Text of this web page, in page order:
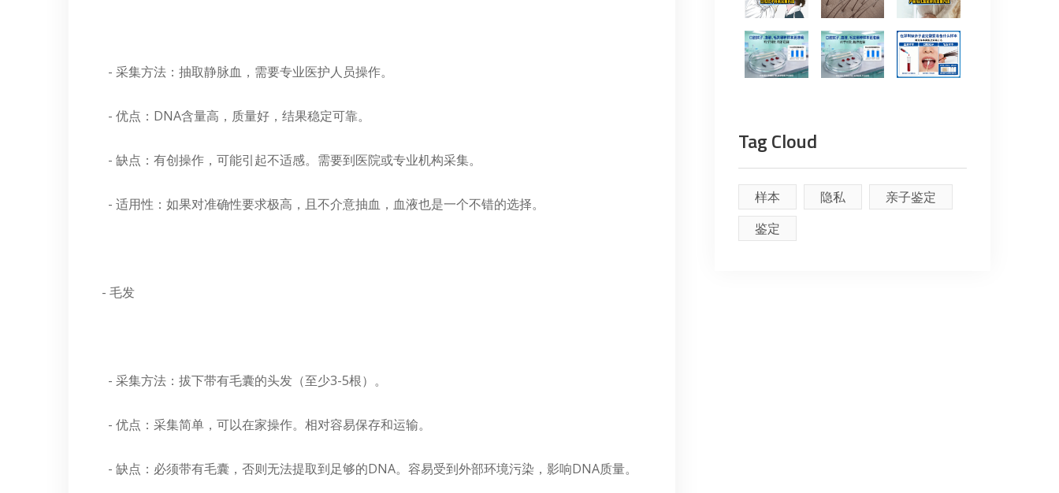
- 采集方法：抽取静脉血，需要专业医护人员操作。
- 优点：DNA含量高，质量好，结果稳定可靠。
- 缺点：有创操作，可能引起不适感。需要到医院或专业机构采集。
- 适用性：如果对准确性要求极高，且不介意抽血，血液也是一个不错的选择。
- 毛发
- 采集方法：拔下带有毛囊的头发（至少3-5根）。
- 优点：采集简单，可以在家操作。相对容易保存和运输。
- 缺点：必须带有毛囊，否则无法提取到足够的DNA。容易受到外部环境污染，影响DNA质量。
Tag Cloud
样本 隐私
亲子鉴定
鉴定